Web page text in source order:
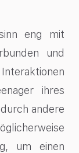
eng mit
und
ihres
andere
um einen